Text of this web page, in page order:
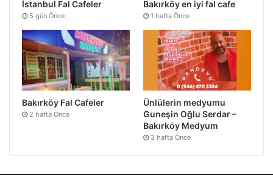
İstanbul Fal Cafeler
5 gün Önce
Bakırköy en iyi fal cafe
1 hafta Önce
Bakırköy Fal Cafeler
2 hafta Önce
Ünlülerin medyumu
Guneşin Oğlu Serdar –
Bakırköy Medyum
3 hafta Önce